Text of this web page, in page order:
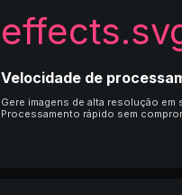
Velocidade de
Gere imagens de alta resolução
Processamento rápido sem